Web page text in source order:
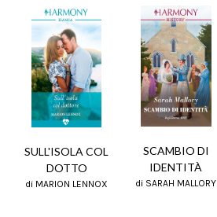
SULL'ISOLA COL
DOTTO
di MARION LENNOX
SCAMBIO DI
IDENTITÀ
di SARAH MALLORY